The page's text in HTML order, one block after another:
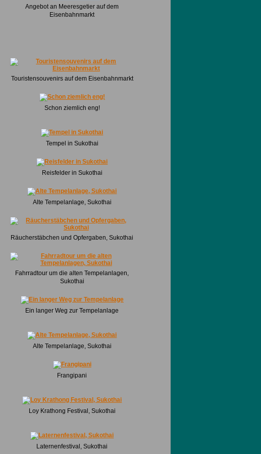
Angebot an Meeresgetier auf dem
Eisenbahnmarkt
Touristensouvenirs auf dem Eisenbahnmarkt
Schon ziemlich eng!
Tempel in Sukothai
Reisfelder in Sukothai
Alte Tempelanlage, Sukothai
Räucherstäbchen und Opfergaben, Sukothai
Fahrradtour um die alten Tempelanlagen,
Sukothai
Ein langer Weg zur Tempelanlage
Alte Tempelanlage, Sukothai
Frangipani
Loy Krathong Festival, Sukothai
Laternenfestival, Sukothai